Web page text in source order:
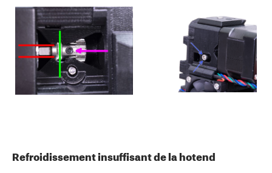
Refroidissement insuffisant de la hotend